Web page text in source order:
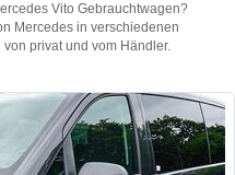
Vito Gebrauchtwagen?
Mercedes in verschiedenen
privat und vom Händler.